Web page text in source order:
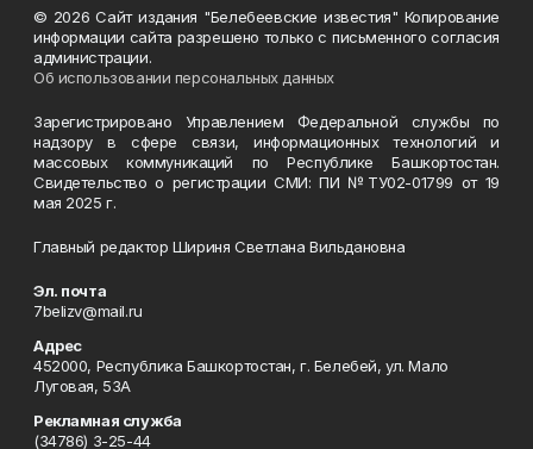
© 2026 Сайт издания "Белебеевские известия" Копирование
информации сайта разрешено только с письменного согласия
администрации.
Об использовании персональных данных
Зарегистрировано Управлением Федеральной службы по
надзору в сфере связи, информационных технологий и
массовых коммуникаций по Республике Башкортостан.
Свидетельство о регистрации СМИ: ПИ №ТУ02-01799 от 19
мая 2025 г.
Главный редактор Шириня Светлана Вильдановна
Эл. почта
7belizv@mail.ru
Адрес
452000, Республика Башкортостан, г. Белебей, ул. Мало
Луговая, 53А
Рекламная служба
(34786) 3-25-44